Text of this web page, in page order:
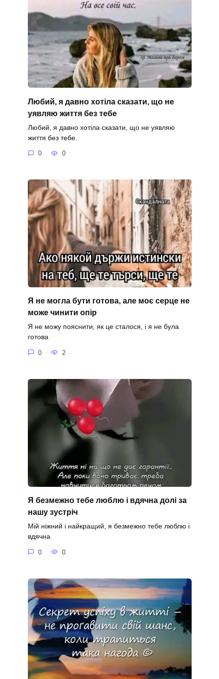
Любий, я давно хотіла сказати, що не
уявляю життя без тебе
Любий, я давно хотіла сказати, що не уявляю
життя без тебе.
0 0
Я не могла бути готова, але моє серце не
може чинити опір
Я не можу пояснити, як це сталося, і я не була
готова
0 2
Я безмежно тебе люблю і вдячна долі за
нашу зустріч
Мій ніжний і найкращий, я безмежно тебе люблю і
вдячна
0 0